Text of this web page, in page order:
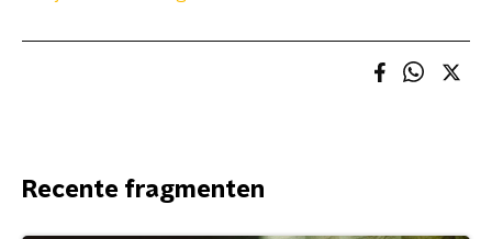
Recente fragmenten